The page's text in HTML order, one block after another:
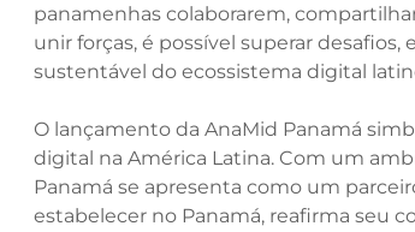
panamenhas colaborarem,
unir forças, é possível superar
sustentável do ecossistema digital
O lançamento da AnaMid Panamá
digital na América Latina. Com um
Panamá se apresenta como um
estabelecer no Panamá, reafirma seu